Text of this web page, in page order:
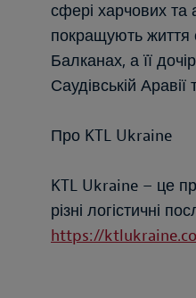
сфері харчових та
покращують життя
Балканах, а її
Саудівській Аравії
Про KTL Ukraine
KTL Ukraine – це
різні логістичні
https://